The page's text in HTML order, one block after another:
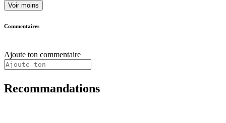
Voir moins
Commentaires
Ajoute ton commentaire
Recommandations